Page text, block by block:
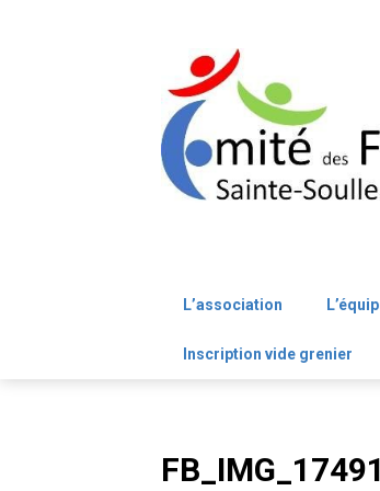
L’association
Inscription vide grenier